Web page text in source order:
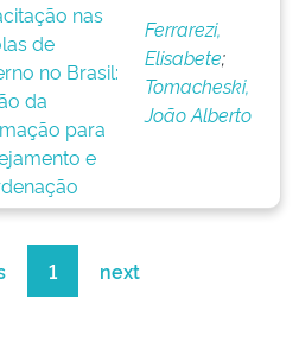
nas
de
no Brasil:
da
para
e
Ferrarezi,
Elisabete;
Tomacheski,
João Alberto
1 next